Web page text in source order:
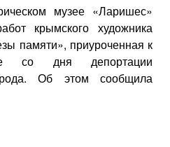
музее «Ларишес»
крымского художника
памяти», приуроченная к
со дня депортации
Об этом сообщила